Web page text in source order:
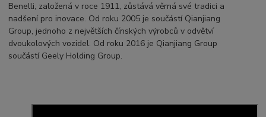
Benelli, založená v roce 1911, zůstává věrná své tradici a
nadšení pro inovace. Od roku 2005 je součástí Qianjiang
Group, jednoho z největších čínských výrobců v odvětví
dvoukolových vozidel. Od roku 2016 je Qianjiang Group
součástí Geely Holding Group.